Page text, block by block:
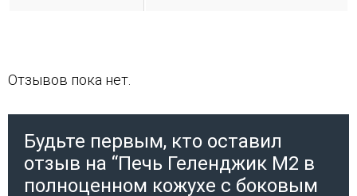
Отзывов пока нет.
Будьте первым, кто оставил
отзыв на “Печь Геленджик М2 в
полноценном кожухе с боковым